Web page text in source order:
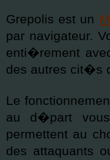
Grepolis est un
par navigateur.
enti�rement
des autres cit�s
Le
au d�part
permettent au
des attaquants